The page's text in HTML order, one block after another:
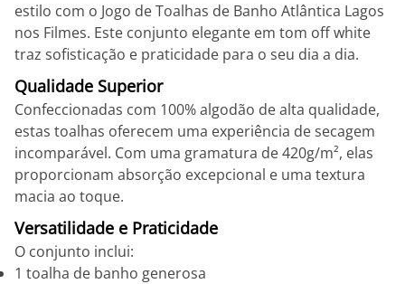
estilo com o Jogo de Toalhas de Banho Atlântica Lagos
nos Filmes. Este conjunto elegante em tom off white
traz sofisticação e praticidade para o seu dia a dia.
Qualidade Superior
Confeccionadas com 100% algodão de alta qualidade,
estas toalhas oferecem uma experiência de secagem
incomparável. Com uma gramatura de 420g/m², elas
proporcionam absorção excepcional e uma textura
macia ao toque.
Versatilidade e Praticidade
O conjunto inclui:
1 toalha de banho generosa